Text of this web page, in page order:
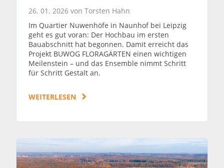
26. 01. 2026 von Torsten Hahn
Im Quartier Nuwenhöfe in Naunhof bei Leipzig
geht es gut voran: Der Hochbau im ersten
Bauabschnitt hat begonnen. Damit erreicht das
Projekt BUWOG FLORAGÄRTEN einen wichtigen
Meilenstein – und das Ensemble nimmt Schritt
für Schritt Gestalt an.
WEITERLESEN